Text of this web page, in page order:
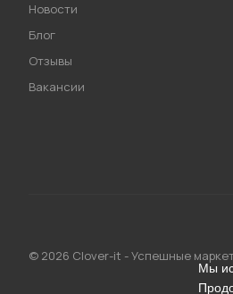
Новости
Блог
Отзывы
Вакансии
© 2026 Clover-it - Успешные
Мы